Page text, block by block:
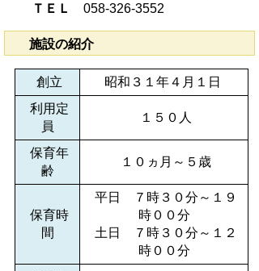
ＴＥＬ
058-326-3552
施設の紹介
創立
昭和３１年４月１日
利用定
員
１５０人
保育年
齢
１０ヵ月～５歳
保育時
間
平日 ７時３０分～１９
時００分
土日 ７時３０分～１２
時００分